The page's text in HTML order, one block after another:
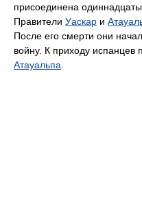
присоединена
Правители Уаскар и
После его смерти они
войну. К приходу испанцев
Атауальпа